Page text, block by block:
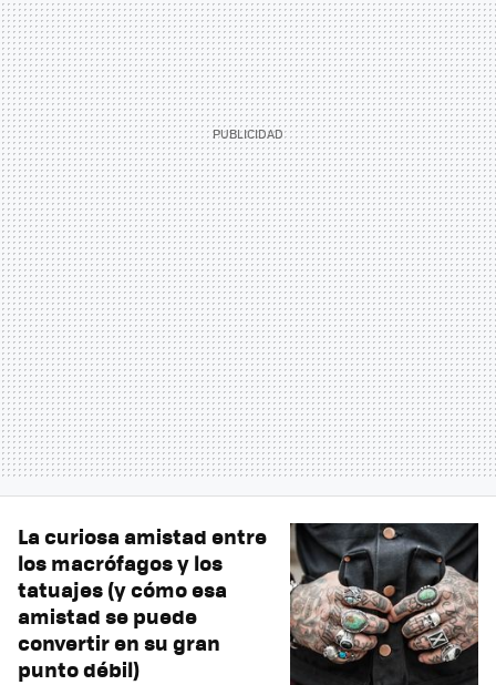
La curiosa amistad entre
los macrófagos y los
tatuajes (y cómo esa
amistad se puede
convertir en su gran
punto débil)